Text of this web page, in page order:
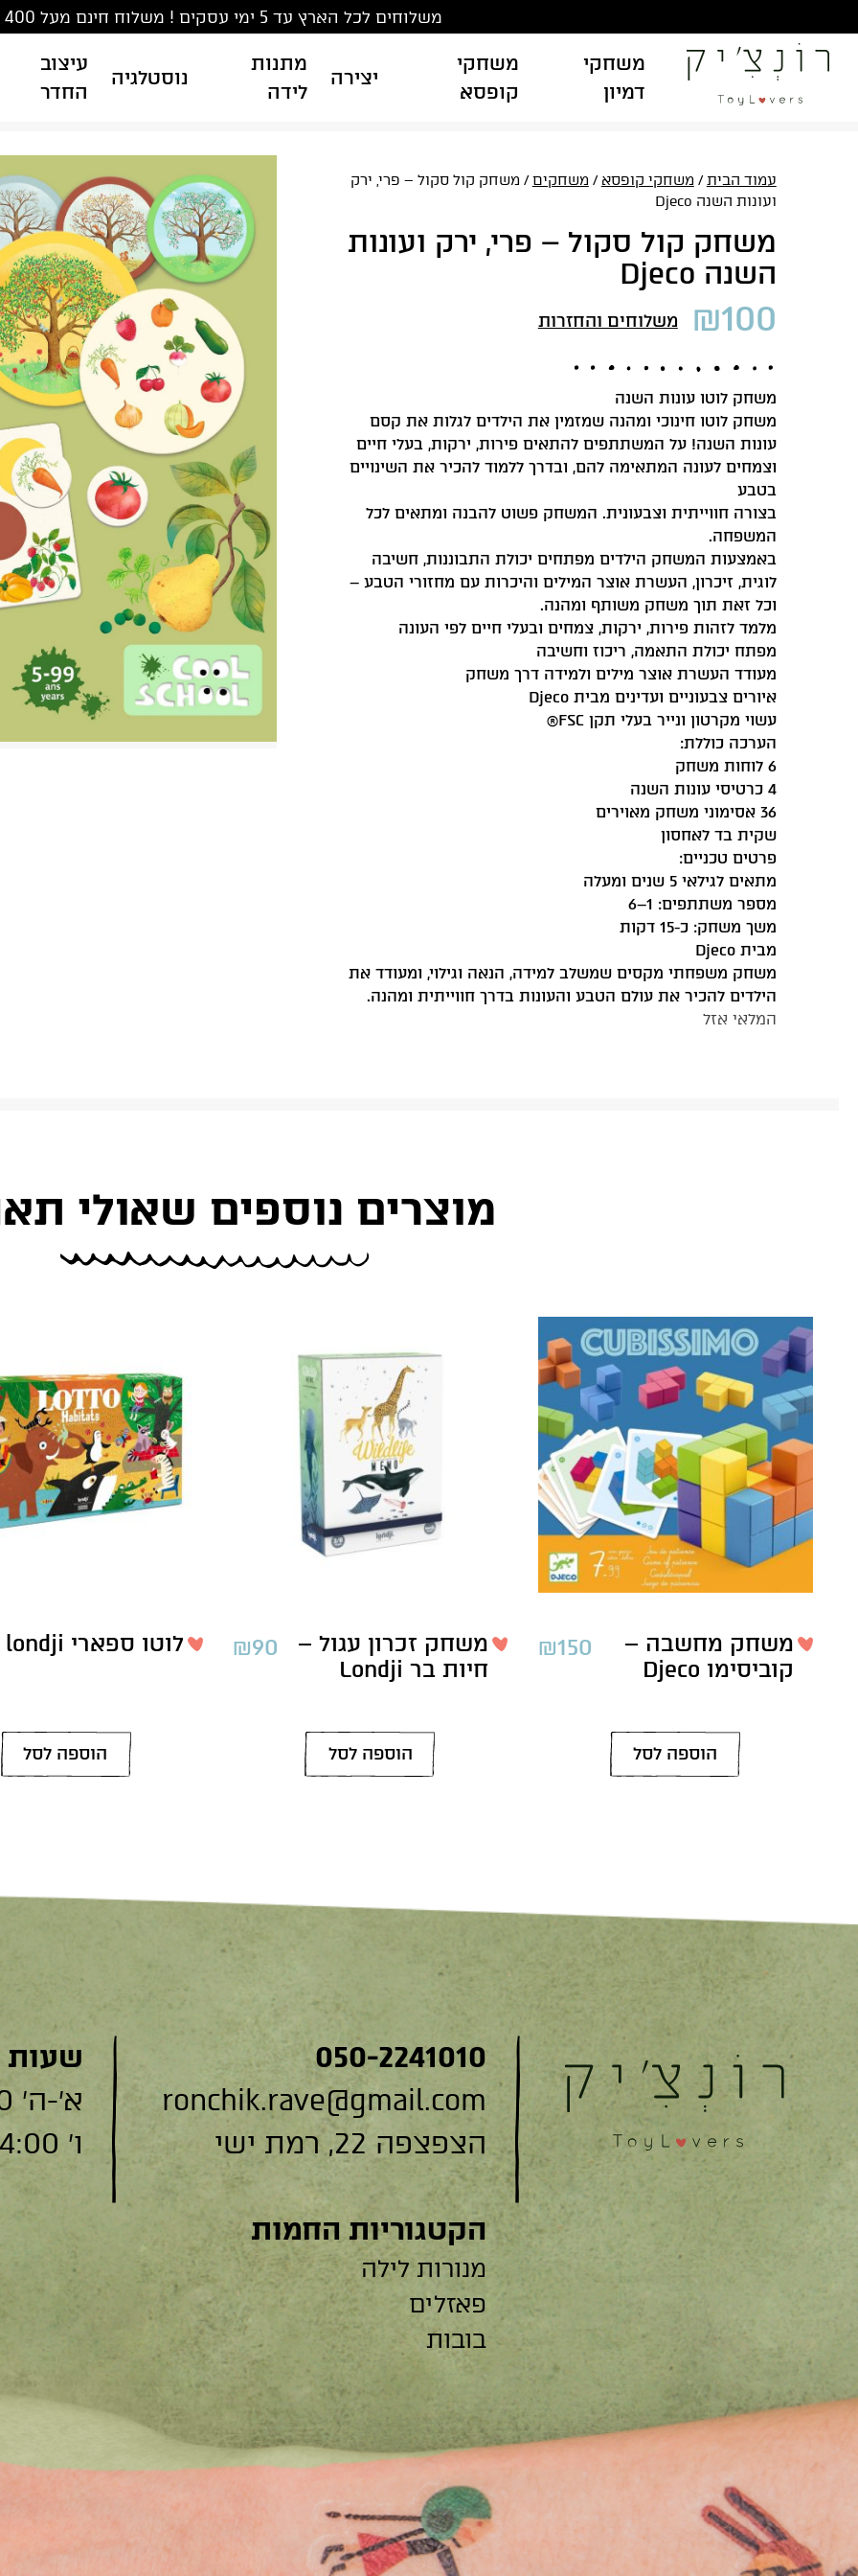
to
content
משלוחים לכל הארץ עד 5 ימי עסקים ! משלוח חינם מעל 400 ₪
משחקי
דמיון
משחקי
קופסא
יצירה
מתנות
לידה
נוסטלגיה
עיצוב
החדר
עמוד הבית/ משחקי קופסא / משחקים/ משחק קול סקול – פרי, ירק
ועונות השנה Djeco
משחק קול סקול – פרי, ירק ועונות
השנה Djeco
₪100 משלוחים והחזרות
משחק לוטו עונות השנה
‏משחק לוטו חינוכי ומהנה שמזמין את הילדים לגלות את קסם
עונות השנה! על המשתתפים להתאים פירות, ירקות, בעלי חיים
וצמחים לעונה המתאימה להם, ובדרך ללמוד להכיר את השינויים
בטבע
בצורה חווייתית וצבעונית. המשחק פשוט להבנה ומתאים לכל
המשפחה.
‏באמצעות המשחק הילדים מפתחים יכולת התבוננות, חשיבה
לוגית, זיכרון, העשרת אוצר המילים והיכרות עם מחזורי הטבע –
וכל זאת תוך משחק משותף ומהנה.
מלמד לזהות פירות, ירקות, צמחים ובעלי חיים לפי העונה
מפתח יכולת התאמה, ריכוז וחשיבה
מעודד העשרת אוצר מילים ולמידה דרך משחק
איורים צבעוניים ועדינים מבית Djeco
עשוי מקרטון ונייר בעלי תקן FSC®
הערכה כוללת:
6 לוחות משחק
4 כרטיסי עונות השנה
36 אסימוני משחק מאוירים
שקית בד לאחסון
פרטים טכניים:
מתאים לגילאי 5 שנים ומעלה
מספר משתתפים: 1–6
משך משחק: כ-15 דקות
מבית Djeco
‏משחק משפחתי מקסים שמשלב למידה, הנאה וגילוי, ומעודד את
הילדים להכיר את עולם הטבע והעונות בדרך חווייתית ומהנה.
המלאי אזל
מוצרים נוספים שאולי
משחק מחשבה –
קוביסימו Djeco
₪150
הוספה לסל
משחק זכרון עגול –
חיות בר Londji
₪90
הוספה לסל
לוטו ספארי londji
הוספה לסל
050-2241010
ronchik.rave@gmail.com
הצפצפה 22, רמת ישי
הקטגוריות החמות
מנורות לילה
פאזלים
בובות
שעות
א׳-ה׳ 9:00-19:00
ו׳ 9:00-14:00